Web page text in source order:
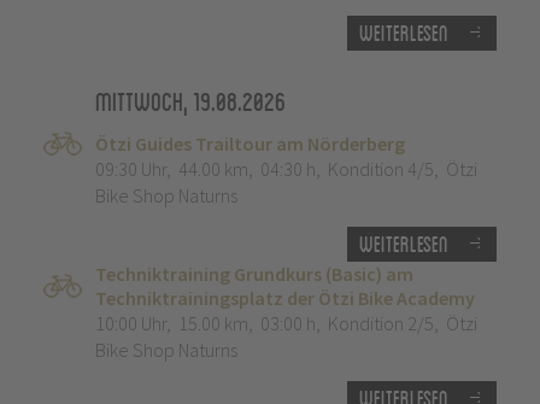
Weiterlesen
Mittwoch, 19.08.2026
Ötzi Guides Trailtour am Nörderberg
09:30 Uhr, 44.00 km, 04:30 h, Kondition 4/5, Ötzi
Bike Shop Naturns
Weiterlesen
Techniktraining Grundkurs (Basic) am
Techniktrainingsplatz der Ötzi Bike Academy
10:00 Uhr, 15.00 km, 03:00 h, Kondition 2/5, Ötzi
Bike Shop Naturns
Weiterlesen